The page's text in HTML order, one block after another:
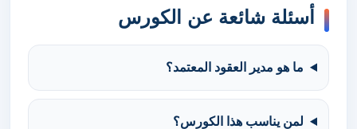
أسئلة شائعة عن الكورس
ما هو مدير العقود المعتمد؟
لمن يناسب هذا الكورس؟